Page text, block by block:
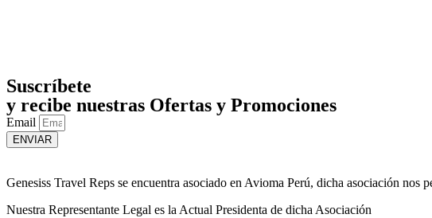
Suscríbete
y recibe nuestras Ofertas y Promociones
Email
ENVIAR
Genesiss Travel Reps se encuentra asociado en Avioma Perú, dicha asociación
Nuestra Representante Legal es la Actual Presidenta de dicha Asociación